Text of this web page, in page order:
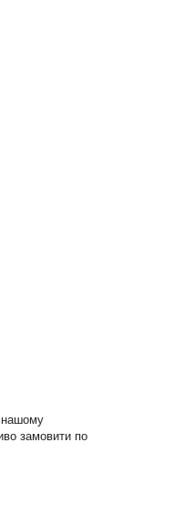
нашому
замовити по